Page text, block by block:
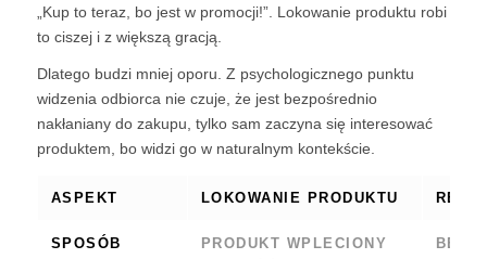
„Kup to teraz, bo jest w promocji!”. Lokowanie produktu robi
to ciszej i z większą gracją.
Dlatego budzi mniej oporu. Z psychologicznego punktu
widzenia odbiorca nie czuje, że jest bezpośrednio
nakłaniany do zakupu, tylko sam zaczyna się interesować
produktem, bo widzi go w naturalnym kontekście.
ASPEKT LOKOWANIE PRODUKTU
SPOSÓB
PRODUKT WPLECIONY